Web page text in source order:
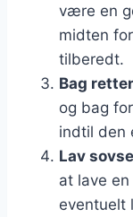
være en
midten
tilberedt.
Bag
og bag
indtil den
Lav
at lave
eventuelt